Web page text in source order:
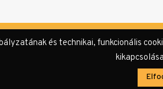
és technikai, funkcionális